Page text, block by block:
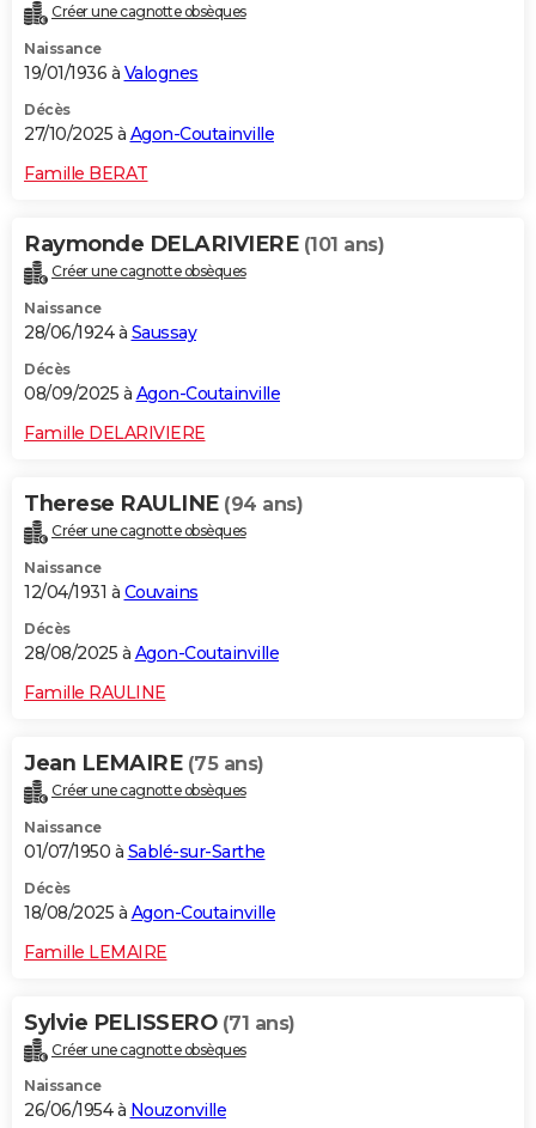
Créer une cagnotte obsèques
Naissance
19/01/1936 à Valognes
Décès
27/10/2025 à Agon-Coutainville
Famille BERAT
Raymonde DELARIVIERE (101 ans)
Créer une cagnotte obsèques
Naissance
28/06/1924 à Saussay
Décès
08/09/2025 à Agon-Coutainville
Famille DELARIVIERE
Therese RAULINE (94 ans)
Créer une cagnotte obsèques
Naissance
12/04/1931 à Couvains
Décès
28/08/2025 à Agon-Coutainville
Famille RAULINE
Jean LEMAIRE (75 ans)
Créer une cagnotte obsèques
Naissance
01/07/1950 à Sablé-sur-Sarthe
Décès
18/08/2025 à Agon-Coutainville
Famille LEMAIRE
Sylvie PELISSERO (71 ans)
Créer une cagnotte obsèques
Naissance
26/06/1954 à Nouzonville